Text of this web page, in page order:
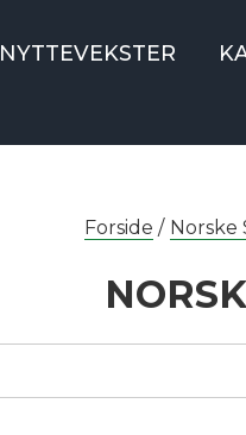
NYTTEVEKSTER
Forside / Norske